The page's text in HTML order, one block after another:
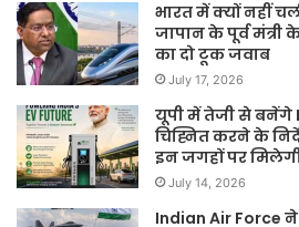
भारत में क्यों नहीं
जापान के पूर्व मंत्री
का दो टूक जवाब
July 17, 2026
यूपी में तेजी से बनेंगे
चिह्नित करने के
इन जगहों पर
July 14, 2026
Indian Air Force